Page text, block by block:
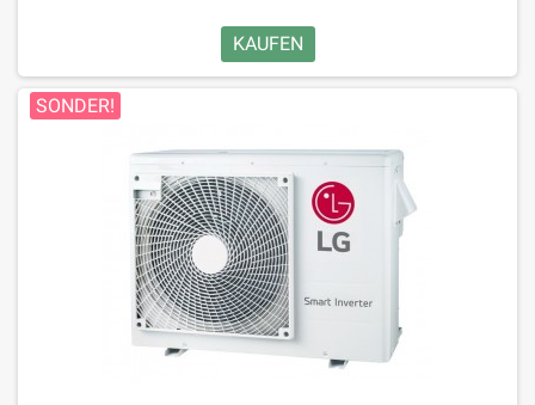
KAUFEN
SONDER!